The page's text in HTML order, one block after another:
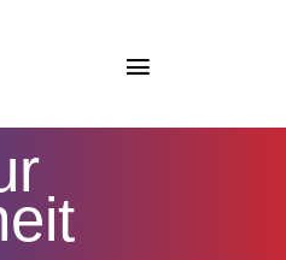
Toggle
Gysenberg/